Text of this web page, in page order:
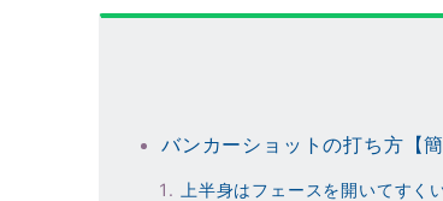
バンカーショットの打ち方【
上半身はフェースを開いてすく